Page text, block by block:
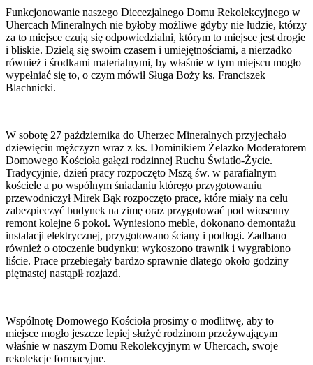
Funkcjonowanie naszego Diecezjalnego Domu Rekolekcyjnego w
Uhercach Mineralnych nie byłoby możliwe gdyby nie ludzie, którzy
za to miejsce czują się odpowiedzialni, którym to miejsce jest drogie
i bliskie. Dzielą się swoim czasem i umiejętnościami, a nierzadko
również i środkami materialnymi, by właśnie w tym miejscu mogło
wypełniać się to, o czym mówił Sługa Boży ks. Franciszek
Blachnicki.
W sobotę 27 października do Uherzec Mineralnych przyjechało
dziewięciu mężczyzn wraz z ks. Dominikiem Żelazko Moderatorem
Domowego Kościoła gałęzi rodzinnej Ruchu Światło-Życie.
Tradycyjnie, dzień pracy rozpoczęto Mszą św. w parafialnym
kościele a po wspólnym śniadaniu którego przygotowaniu
przewodniczył Mirek Bąk rozpoczęto prace, które miały na celu
zabezpieczyć budynek na zimę oraz przygotować pod wiosenny
remont kolejne 6 pokoi. Wyniesiono meble, dokonano demontażu
instalacji elektrycznej, przygotowano ściany i podłogi. Zadbano
również o otoczenie budynku; wykoszono trawnik i wygrabiono
liście. Prace przebiegały bardzo sprawnie dlatego około godziny
piętnastej nastąpił rozjazd.
Wspólnotę Domowego Kościoła prosimy o modlitwę, aby to
miejsce mogło jeszcze lepiej służyć rodzinom przeżywającym
właśnie w naszym Domu Rekolekcyjnym w Uhercach, swoje
rekolekcje formacyjne.